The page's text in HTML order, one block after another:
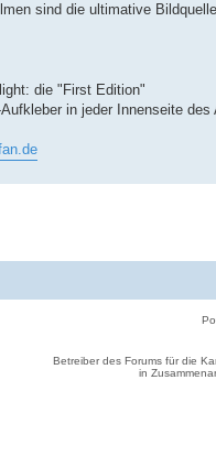
sind die ultimative
die "First Edition"
in jeder Innenseite
Betreiber des Forums für die
in